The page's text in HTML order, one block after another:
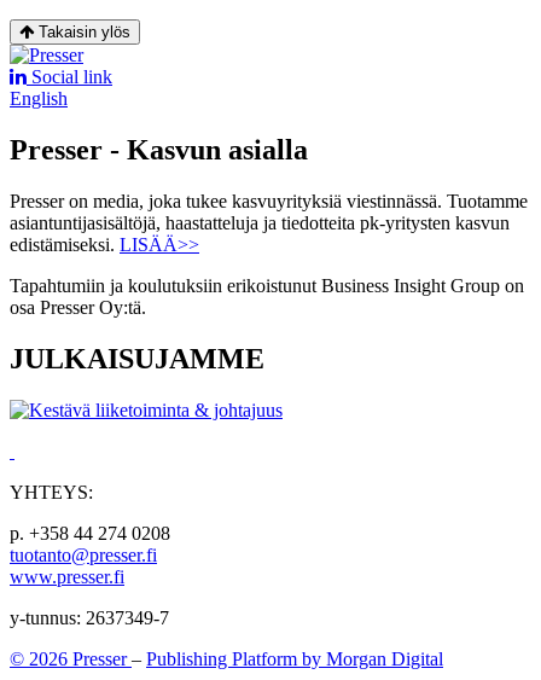
Takaisin ylös
Social link
English
Presser - Kasvun asialla
Presser on media, joka tukee kasvuyrityksiä viestinnässä. Tuotamme
asiantuntijasisältöjä, haastatteluja ja tiedotteita pk-yritysten kasvun
edistämiseksi. LISÄÄ>>
Tapahtumiin ja koulutuksiin erikoistunut Business Insight Group on
osa Presser Oy:tä.
JULKAISUJAMME
YHTEYS:
p. +358 44 274 0208
tuotanto@presser.fi
www.presser.fi
y-tunnus: 2637349-7
© 2026 Presser– Publishing Platform by Morgan Digital